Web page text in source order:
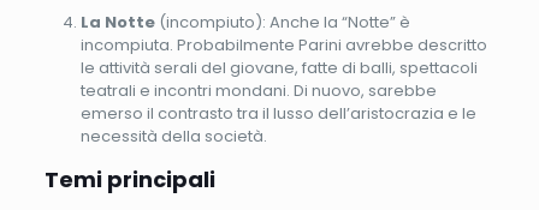
La Notte(incompiuto): Anche la “Notte” è
incompiuta. Probabilmente Parini avrebbe descritto
le attività serali del giovane, fatte di balli, spettacoli
teatrali e incontri mondani. Di nuovo, sarebbe
emerso il contrasto tra il lusso dell’aristocrazia e le
necessità della società.
Temi principali